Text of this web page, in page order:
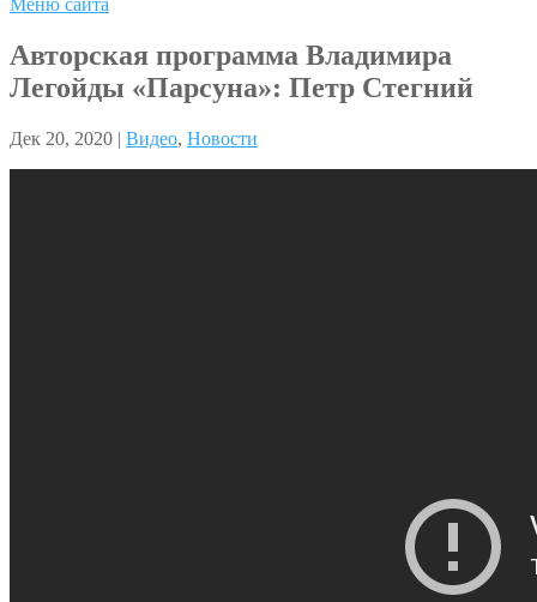
Меню сайта
Авторская программа Владимира
Легойды «Парсуна»: Петр Стегний
Дек 20, 2020 | Видео, Новости